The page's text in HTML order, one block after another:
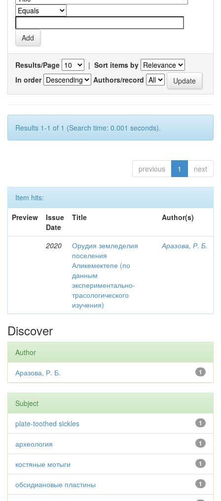
Results/Page | Sort items by
In order
Authors/record
Results 1-1 of 1 (Search time: 0.001 seconds).
previous 1 next
Item hits:
Preview
Issue
Date
Title Author(s)
2020
Орудия земледелия
поселения
Аликемектепе (по
данным
экспериментально-
трасологического
изучения)
Аразова, Р. Б.
Discover
Author
1
Аразова, Р. Б.
Subject
1
plate-toothed sickles
1
археология
1
костяные мотыги
1
обсидиановые пластины